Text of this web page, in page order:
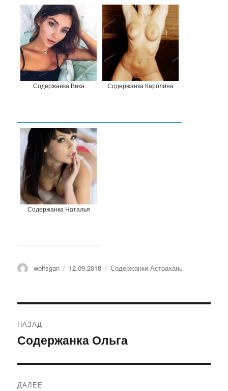
Содержанка Вика Содержанка Каролина
Содержанка Наталья
Автор
wolfsgan Опубликовано
12.09.2018 Рубрики
Содержанки Астрахань
по
НАЗАД
Предыдущая
Содержанка Ольга
ДАЛЕЕ